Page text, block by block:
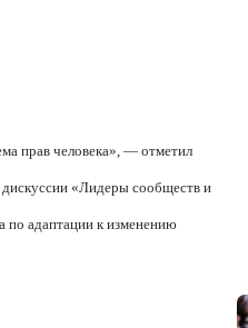
прав человека», — отметил
дискуссии «Лидеры сообществ и
по адаптации к изменению